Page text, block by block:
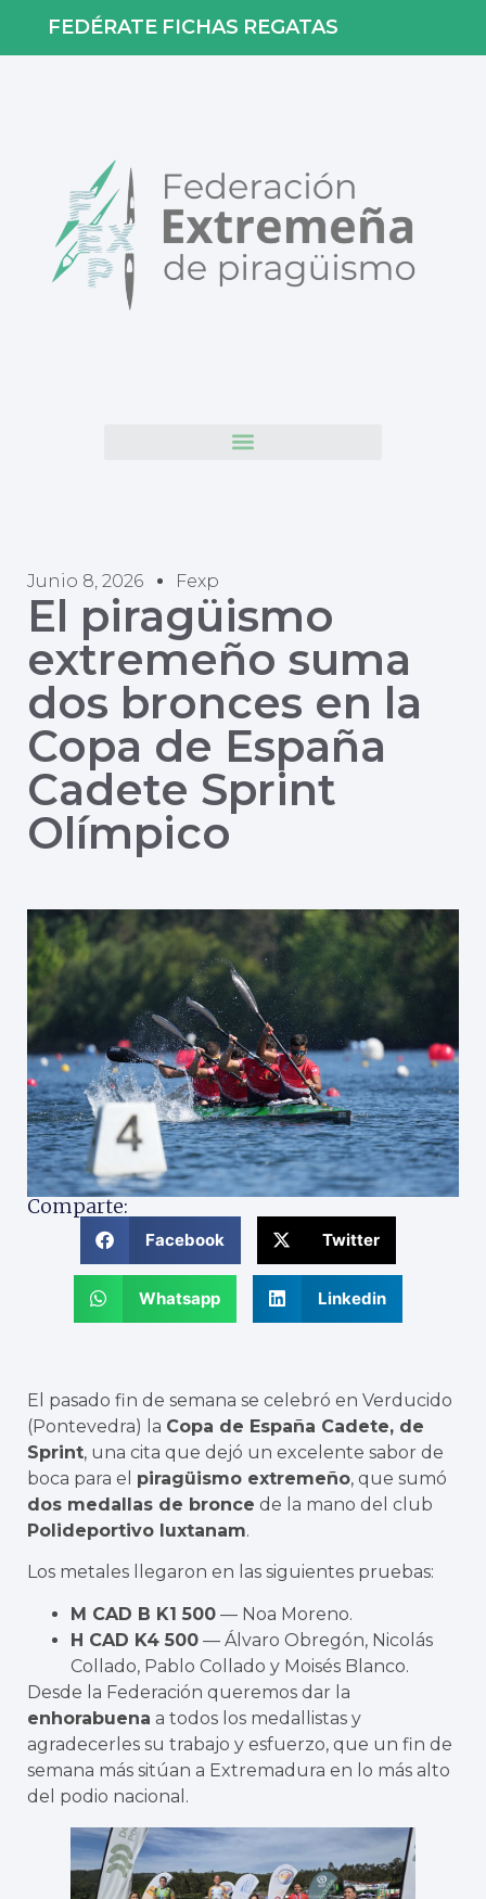
FEDÉRATE FICHAS REGATAS
Junio 8, 2026 Fexp
El piragüismo
extremeño suma
dos bronces en la
Copa de España
Cadete Sprint
Olímpico
Comparte:
Facebook Twitter
Whatsapp Linkedin
El pasado fin de semana se celebró en Verducido
(Pontevedra) la Copa de España Cadete, de
Sprint, una cita que dejó un excelente sabor de
boca para el piragüismo extremeño, que sumó
dos medallas de bronce de la mano del club
Polideportivo Iuxtanam.
Los metales llegaron en las siguientes pruebas:
M CAD B K1 500 — Noa Moreno.
H CAD K4 500 — Álvaro Obregón, Nicolás
Collado, Pablo Collado y Moisés Blanco.
Desde la Federación queremos dar la
enhorabuena a todos los medallistas y
agradecerles su trabajo y esfuerzo, que un fin de
semana más sitúan a Extremadura en lo más alto
del podio nacional.